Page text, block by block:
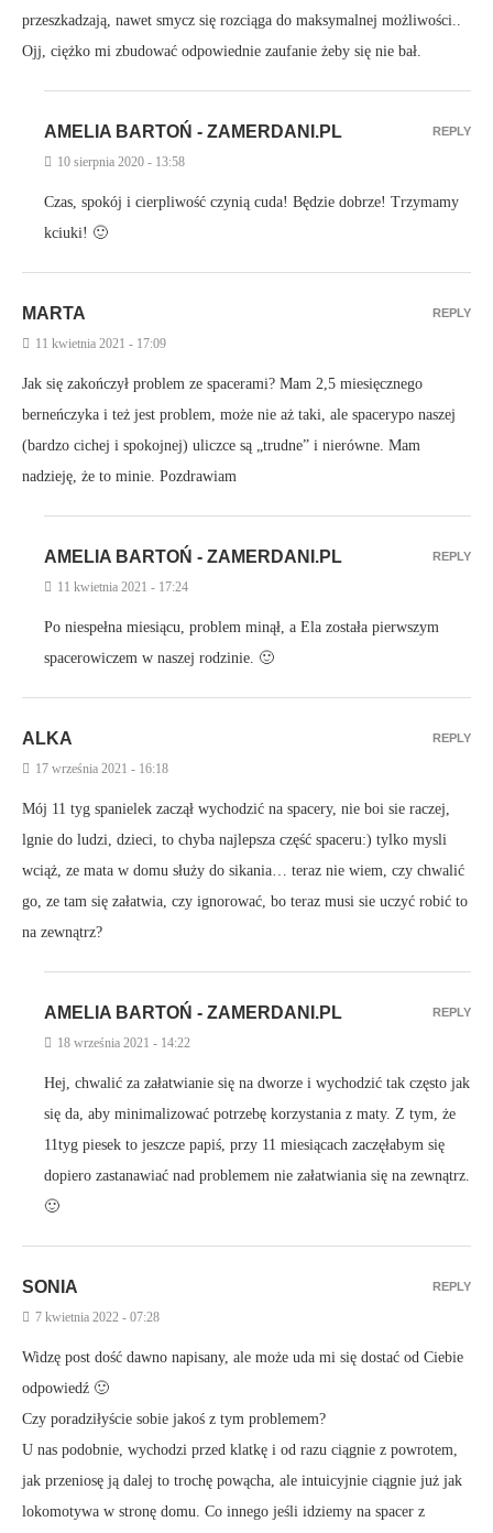
przeszkadzają, nawet smycz się rozciąga do maksymalnej możliwości..
Ojj, ciężko mi zbudować odpowiednie zaufanie żeby się nie bał.
AMELIA BARTOŃ - ZAMERDANI.PL
10 sierpnia 2020 - 13:58
Czas, spokój i cierpliwość czynią cuda! Będzie dobrze! Trzymamy
kciuki! 🙂
REPLY
MARTA
11 kwietnia 2021 - 17:09
Jak się zakończył problem ze spacerami? Mam 2,5 miesięcznego
berneńczyka i też jest problem, może nie aż taki, ale spacerypo naszej
(bardzo cichej i spokojnej) uliczce są „trudne” i nierówne. Mam
nadzieję, że to minie. Pozdrawiam
REPLY
AMELIA BARTOŃ - ZAMERDANI.PL
11 kwietnia 2021 - 17:24
Po niespełna miesiącu, problem minął, a Ela została pierwszym
spacerowiczem w naszej rodzinie. 🙂
REPLY
ALKA
17 września 2021 - 16:18
Mój 11 tyg spanielek zaczął wychodzić na spacery, nie boi sie raczej,
lgnie do ludzi, dzieci, to chyba najlepsza część spaceru:) tylko mysli
wciąż, ze mata w domu służy do sikania… teraz nie wiem, czy chwalić
go, ze tam się załatwia, czy ignorować, bo teraz musi sie uczyć robić to
na zewnątrz?
REPLY
AMELIA BARTOŃ - ZAMERDANI.PL
18 września 2021 - 14:22
Hej, chwalić za załatwianie się na dworze i wychodzić tak często jak
się da, aby minimalizować potrzebę korzystania z maty. Z tym, że
11tyg piesek to jeszcze papiś, przy 11 miesiącach zaczęłabym się
dopiero zastanawiać nad problemem nie załatwiania się na zewnątrz.
🙂
REPLY
SONIA
7 kwietnia 2022 - 07:28
Widzę post dość dawno napisany, ale może uda mi się dostać od Ciebie
odpowiedź 🙂
Czy poradziłyście sobie jakoś z tym problemem?
U nas podobnie, wychodzi przed klatkę i od razu ciągnie z powrotem,
jak przeniosę ją dalej to trochę powącha, ale intuicyjnie ciągnie już jak
lokomotywa w stronę domu. Co innego jeśli idziemy na spacer z
REPLY